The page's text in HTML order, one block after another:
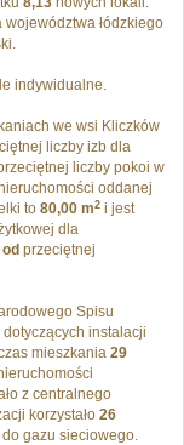
województwa łódzkiego
indywidualne.
we wsi Kliczków
liczby izb dla
liczby pokoi w
oddanej
to 80,00 m2 i jest
dla
przeciętnej
Spisu
dotyczących instalacji
mieszkania 29
z centralnego
korzystało 26
do gazu sieciowego.